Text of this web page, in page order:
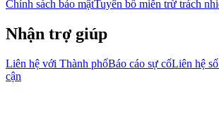
Chính sách bảo mậtTuyên bố miễn trừ trách
Nhận trợ giúp
Liên hệ với Thành phốBáo cáo sự cốLiên hệ số
cận